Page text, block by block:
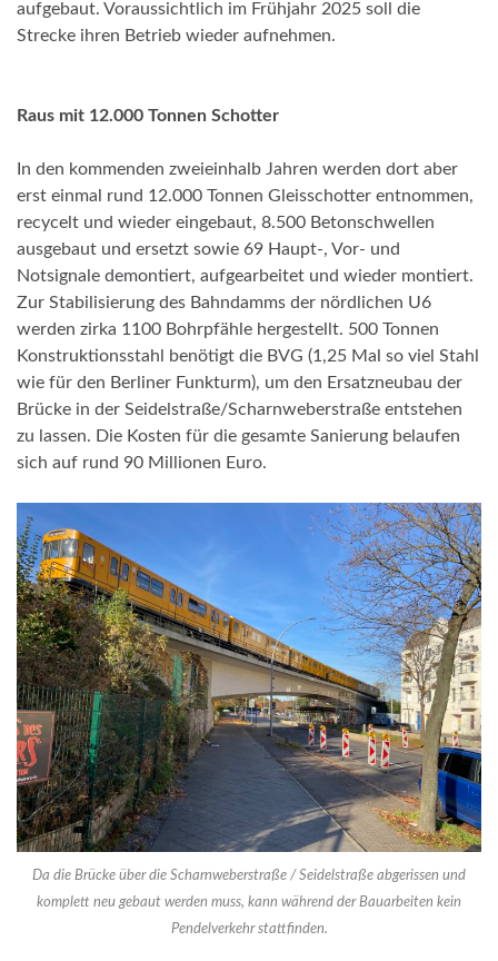
aufgebaut. Voraussichtlich im Frühjahr 2025 soll die
Strecke ihren Betrieb wieder aufnehmen.
Raus mit 12.000 Tonnen Schotter
In den kommenden zweieinhalb Jahren werden dort aber
erst einmal rund 12.000 Tonnen Gleisschotter entnommen,
recycelt und wieder eingebaut, 8.500 Betonschwellen
ausgebaut und ersetzt sowie 69 Haupt-, Vor- und
Notsignale demontiert, aufgearbeitet und wieder montiert.
Zur Stabilisierung des Bahndamms der nördlichen U6
werden zirka 1100 Bohrpfähle hergestellt. 500 Tonnen
Konstruktionsstahl benötigt die BVG (1,25 Mal so viel Stahl
wie für den Berliner Funkturm), um den Ersatzneubau der
Brücke in der Seidelstraße/Scharnweberstraße entstehen
zu lassen. Die Kosten für die gesamte Sanierung belaufen
sich auf rund 90 Millionen Euro.
Da die Brücke über die Scharnweberstraße / Seidelstraße abgerissen und
komplett neu gebaut werden muss, kann während der Bauarbeiten kein
Pendelverkehr stattfinden.